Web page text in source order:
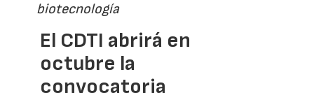
biotecnología
El CDTI abrirá en
octubre la
convocatoria